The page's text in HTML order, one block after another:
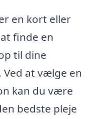
en kort eller
finde en
til dine
at vælge en
kan du være
bedste pleje